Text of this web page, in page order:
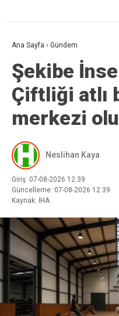
Ana Sayfa › Gündem
Şekibe
Çiftliği atlı
merkezi
Neslihan Kaya
Giriş: 07-08-2026 12:39
Güncelleme: 07-08-2026 12:39
Kaynak: İHA